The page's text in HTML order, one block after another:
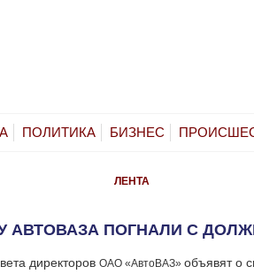
ПОЛИТИКА БИЗНЕС
ЛЕНТА
АВТОВАЗА ПОГНАЛИ С
директоров ОАО «АвтоВАЗ» объявят о